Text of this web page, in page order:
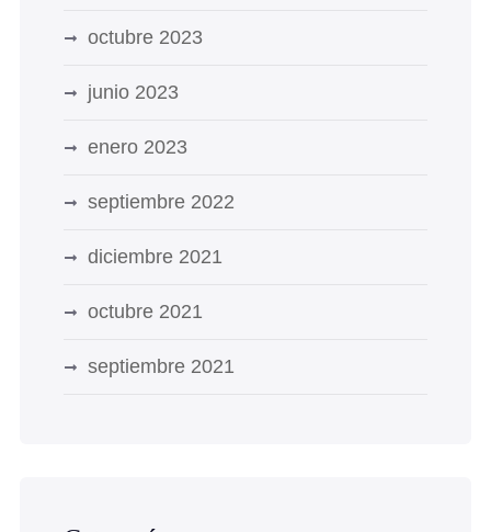
octubre 2023
junio 2023
enero 2023
septiembre 2022
diciembre 2021
octubre 2021
septiembre 2021